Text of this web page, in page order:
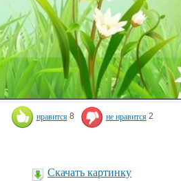
нравится 8 не нравится 2
Скачать картинку